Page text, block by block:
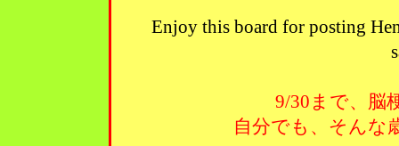
Enjoy this board for posting
9/30まで、脳
自分でも、そんな